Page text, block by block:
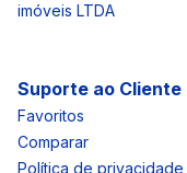
imóveis LTDA
Suporte ao Cliente
Favoritos
Comparar
Política de privacidade